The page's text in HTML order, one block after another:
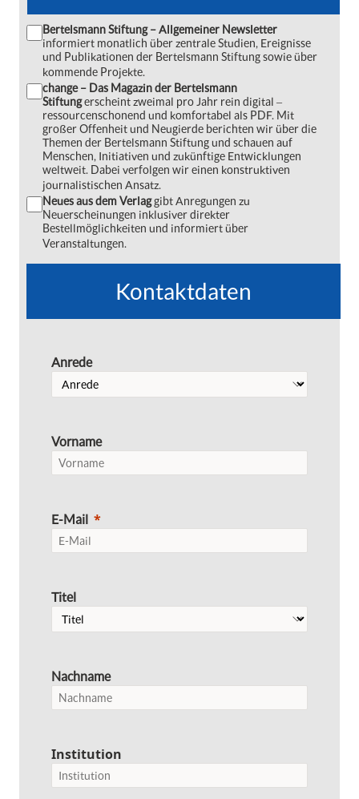
Bertelsmann Stiftung – Allgemeiner Newsletter
informiert monatlich über zentrale Studien, Ereignisse
und Publikationen der Bertelsmann Stiftung sowie über
kommende Projekte.
change – Das Magazin der Bertelsmann
Stiftungerscheint zweimal pro Jahr rein digital ‒
ressourcenschonend und komfortabel als PDF. Mit
großer Offenheit und Neugierde berichten wir über die
Themen der Bertelsmann Stiftung und schauen auf
Menschen, Initiativen und zukünftige Entwicklungen
weltweit. Dabei verfolgen wir einen konstruktiven
journalistischen Ansatz.
Neues aus dem Verlaggibt Anregungen zu
Neuerscheinungen inklusiver direkter
Bestellmöglichkeiten und informiert über
Veranstaltungen.
Kontaktdaten
Anrede
Vorname
E-Mail
Titel
Nachname
Institution